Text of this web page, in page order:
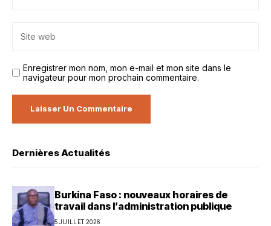
Enregistrer mon nom, mon e-mail et mon site dans le
navigateur pour mon prochain commentaire.
Dernières Actualités
Burkina Faso : nouveaux horaires de
travail dans l’administration publique
5 JUILLET 2026